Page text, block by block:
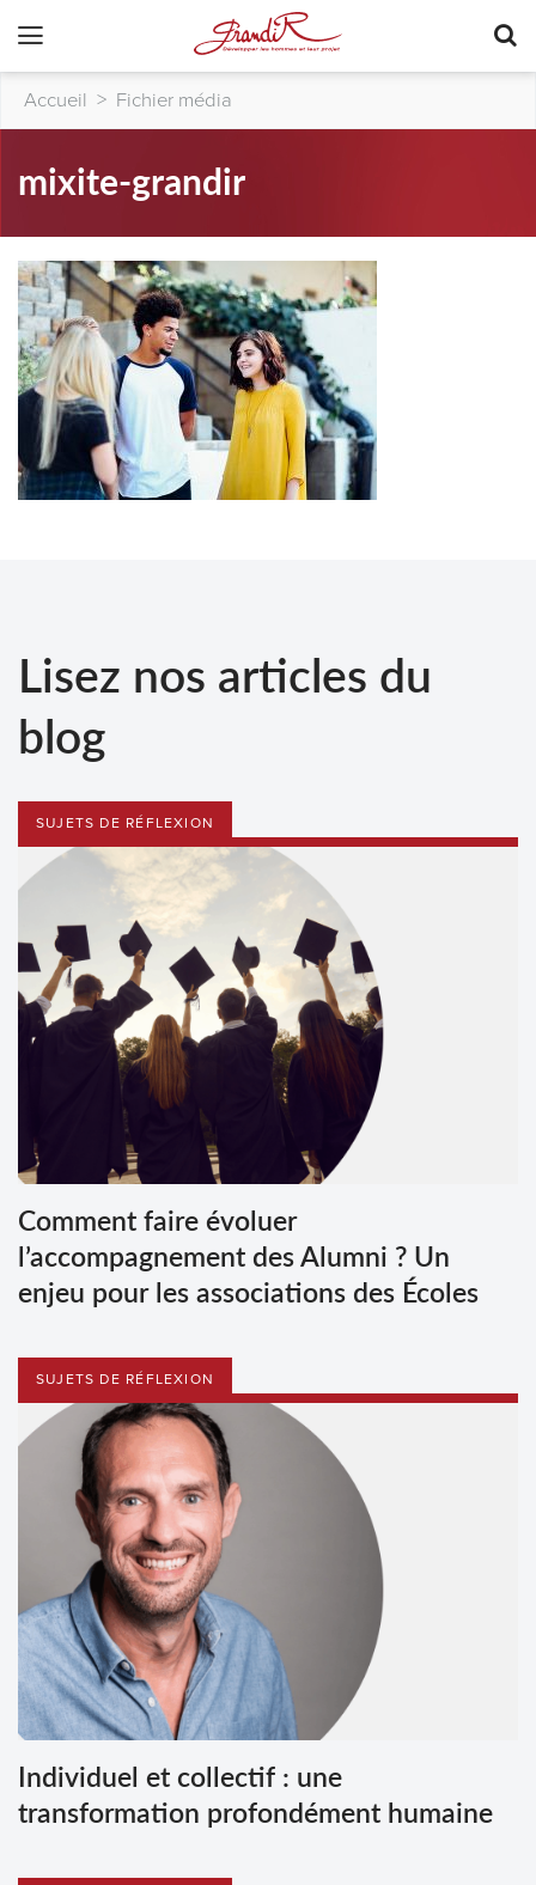
Accueil > Fichier média
mixite-grandir
Lisez nos articles du
blog
SUJETS DE RÉFLEXION
Comment faire évoluer
l’accompagnement des Alumni ? Un
enjeu pour les associations des Écoles
SUJETS DE RÉFLEXION
Individuel et collectif : une
transformation profondément humaine